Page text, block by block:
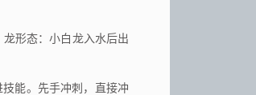
形态：小白龙入水后出
能。先手冲刺，直接冲